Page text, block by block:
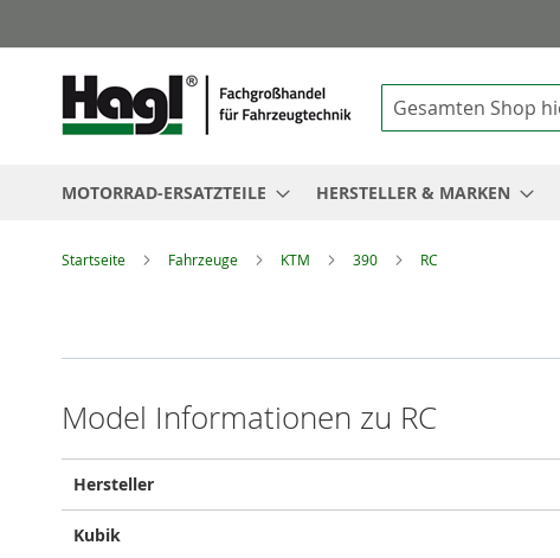
MOTORRAD-ERSATZTEILE HERSTELLER & MARKEN
Startseite Fahrzeuge KTM 390 RC
Model Informationen zu RC
Informationen
Hersteller
Kubik